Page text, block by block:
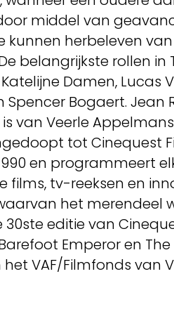
middel van
kunnen herbeleven
belangrijkste rollen in
Damen, Lucas
Spencer Bogaert.
van Veerle
tot Cinequest
en programmeert
films, tv-reeksen en
het merendeel
30ste editie van
Emperor en
VAF/Filmfonds van